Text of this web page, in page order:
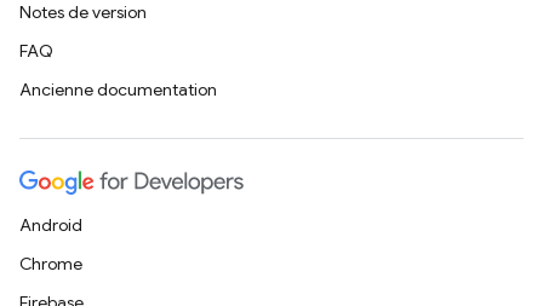
Notes de version
FAQ
Ancienne documentation
Android
Chrome